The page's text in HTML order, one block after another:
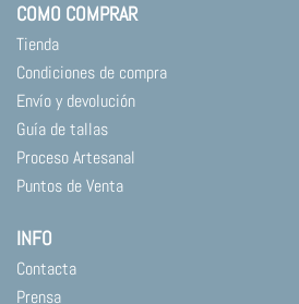
la
página
de
producto
COMO COMPRAR
Tienda
Condiciones de compra
Envío y devolución
Guía de tallas
Proceso Artesanal
Puntos de Venta
INFO
Contacta
Prensa